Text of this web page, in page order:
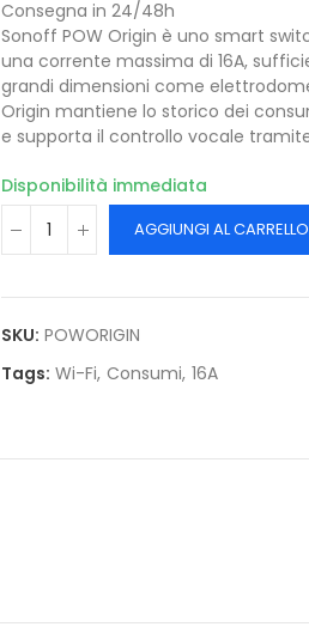
Consegna in 24/48h
Sonoff POW Origin è uno smart
una corrente massima di 16A,
grandi dimensioni come
Origin mantiene lo storico dei
e supporta il controllo vocale
Disponibilità immediata
AGGIUNGI AL CARRELLO
SKU: POWORIGIN
Tags: Wi-Fi Consumi 16A